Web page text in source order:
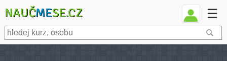
NAUČMESE.CZ ☰